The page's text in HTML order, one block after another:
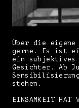
Über die
gerne. Es ist
ein subjektives
Gesichter. Ab
stehen.
EINSAMKEIT HAT